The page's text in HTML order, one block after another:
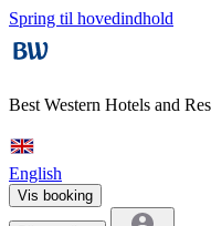
Spring til hovedindhold
Best Western Hotels and
English
Vis booking